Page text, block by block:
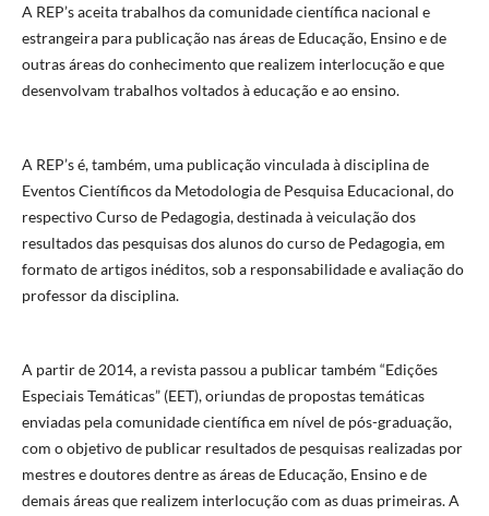
A REP’s aceita trabalhos da comunidade científica nacional e
estrangeira para publicação nas áreas de Educação, Ensino e de
outras áreas do conhecimento que realizem interlocução e que
desenvolvam trabalhos voltados à educação e ao ensino.
A REP’s é, também, uma publicação vinculada à disciplina de
Eventos Científicos da Metodologia de Pesquisa Educacional, do
respectivo Curso de Pedagogia, destinada à veiculação dos
resultados das pesquisas dos alunos do curso de Pedagogia, em
formato de artigos inéditos, sob a responsabilidade e avaliação do
professor da disciplina.
A partir de 2014, a revista passou a publicar também “Edições
Especiais Temáticas” (EET), oriundas de propostas temáticas
enviadas pela comunidade científica em nível de pós-graduação,
com o objetivo de publicar resultados de pesquisas realizadas por
mestres e doutores dentre as áreas de Educação, Ensino e de
demais áreas que realizem interlocução com as duas primeiras. A